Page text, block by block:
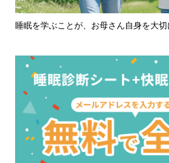
子どもの才能を呼び覚ます『快